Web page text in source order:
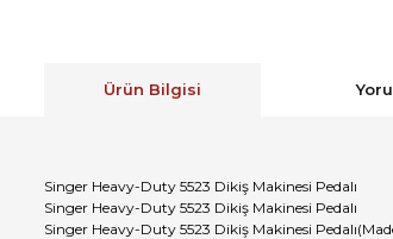
Ürün Bilgisi
Singer Heavy-Duty 5523 Dikiş Makinesi Pedalı
Singer Heavy-Duty 5523 Dikiş Makinesi Pedalı
Singer Heavy-Duty 5523 Dikiş Makinesi